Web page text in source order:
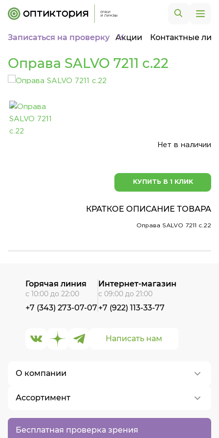
Записаться на проверку Акции Контактные
Оправа SALVO 7211 c.22
Нет в наличии
КУПИТЬ В 1 КЛИК
КРАТКОЕ ОПИСАНИЕ ТОВАРА
Оправа SALVO 7211 c.22
Бесплатная проверка зрения
О компании
О нас
Контакты
Вакансии
Ассортимент
Написать нам
Горячая линия
с 10:00 до 22:00
+7 (343) 273-07-07
Интернет-магазин
с 09:00 до 21:00
+7 (922) 113-33-77